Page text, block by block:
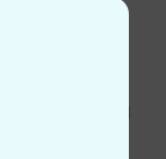
von daher
die in puncto
möchten und
legen.